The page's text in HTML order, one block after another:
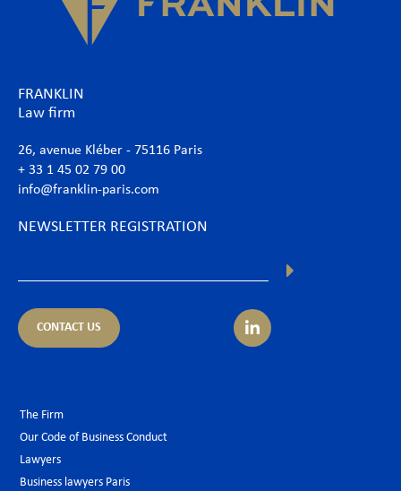
FRANKLIN
Law firm
26, avenue Kléber - 75116 Paris
+ 33 1 45 02 79 00
info@franklin-paris.com
NEWSLETTER REGISTRATION
CONTACT US
The Firm
Our Code of Business Conduct
Lawyers
Business lawyers Paris